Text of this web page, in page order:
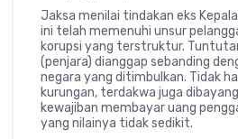
Jaksa menilai tindakan eks
ini telah memenuhi unsur
korupsi yang terstruktur.
(penjara) dianggap sebanding
negara yang ditimbulkan. Tidak
kurungan, terdakwa juga
kewajiban membayar uang
yang nilainya tidak sedikit.